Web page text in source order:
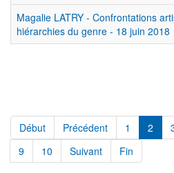
Magalie LATRY - Confrontations
hiérarchies du genre - 18 juin 2018
Début Précédent 1 2
9
10 Suivant Fin